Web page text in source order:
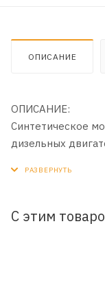
ОПИСАНИЕ
ОПИСАНИЕ:
Синтетическое
дизельных
Разработано с
С этим